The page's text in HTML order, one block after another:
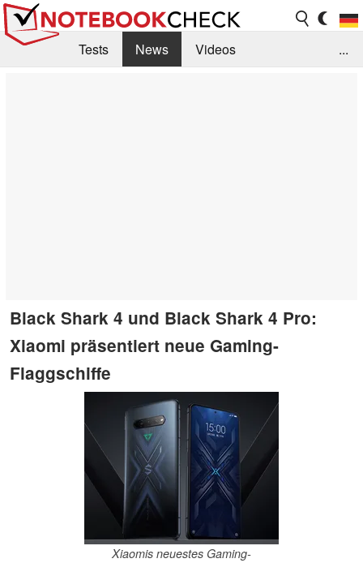
Tests News
Videos
...
Black Shark 4 und Black Shark 4 Pro:
Xiaomi präsentiert neue Gaming-
Flaggschiffe
Xiaomis neuestes Gaming-